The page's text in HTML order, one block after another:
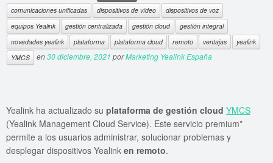
comunicaciones unificadas dispositivos de vídeo
dispositivos de voz
equipos Yealink
gestión centralizada gestión cloud
gestión integral
novedades yealink
plataforma plataforma cloud remoto ventajas
yealink
YMCS
en30 diciembre, 2021 porMarketing Yealink España
Yealink ha actualizado su plataforma de gestión cloud YMCS
(Yealink Management Cloud Service). Este servicio premium*
permite a los usuarios administrar, solucionar problemas y
desplegar dispositivos Yealink en remoto.